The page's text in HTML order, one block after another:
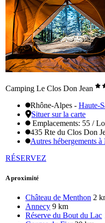
Camping Le Clos Don Jean
Rhône-Alpes - Haute-
Situer sur la carte
Emplacements: 55 /
435 Rte du Clos Don
Autres hébergements
RÉSERVEZ
A proximité
Château de Menthon 2
Annecy 9 km
Réserve du Bout du Lac